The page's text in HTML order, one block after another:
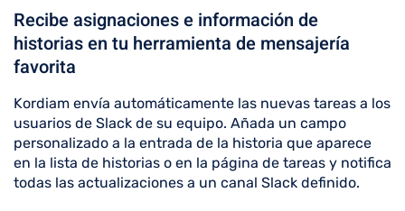
Recibe asignaciones e información de
historias en tu herramienta de mensajería
favorita
Kordiam envía automáticamente las nuevas tareas a los
usuarios de Slack de su equipo. Añada un campo
personalizado a la entrada de la historia que aparece
en la lista de historias o en la página de tareas y notifica
todas las actualizaciones a un canal Slack definido.